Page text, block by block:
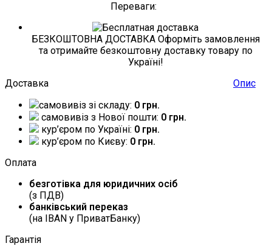
Переваги:
БЕЗКОШТОВНА ДОСТАВКА Оформіть замовлення
та отримайте безкоштовну доставку товару по
Україні!
Доставка
самовивіз зі складу: 0 грн.
самовивіз з Нової пошти: 0 грн.
кур’єром по Україні: 0 грн.
кур’єром по Києву: 0 грн.
Оплата
безготівка для юридичних осіб
(з ПДВ)
банківський переказ
(на IBAN у ПриватБанку)
Гарантія
Опис